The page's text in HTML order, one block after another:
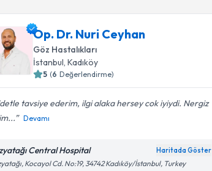
Op. Dr. Nuri Ceyhan
Göz Hastalıkları
İstanbul, Kadıköy
5 (6 Değerlendirme)
tavsiye ederim, ilgi alaka hersey cok iyiydi. Nergiz
Devamı
Central Hospital Haritada Göster
Kocayol Cd. No:19, 34742 Kadıköy/İstanbul, Turkey